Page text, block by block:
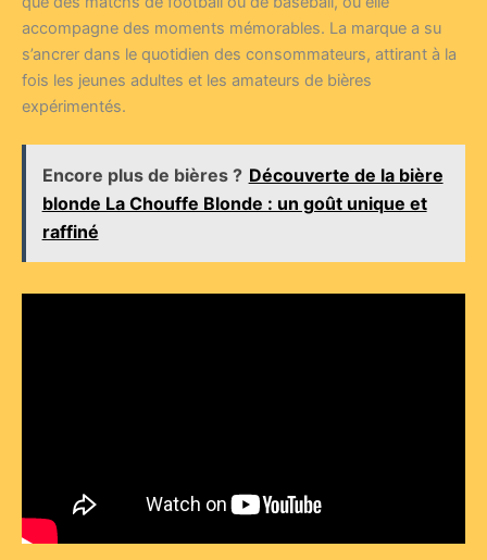
accompagne des moments mémorables. La marque a su
s’ancrer dans le quotidien des consommateurs, attirant à la
fois les jeunes adultes et les amateurs de bières
expérimentés.
Encore plus de bières ? Découverte de la bière
blonde La Chouffe Blonde : un goût unique et
raffiné